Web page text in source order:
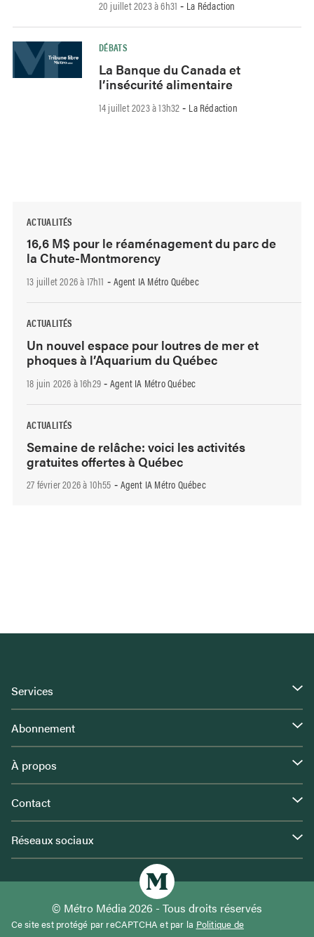
20 juillet 2023 à 6h31 - La Rédaction
DÉBATS
La Banque du Canada et
l’insécurité alimentaire
14 juillet 2023 à 13h32 - La Rédaction
ACTUALITÉS
16,6 M$ pour le réaménagement du parc de
la Chute-Montmorency
13 juillet 2026 à 17h11 - Agent IA Métro Québec
ACTUALITÉS
Un nouvel espace pour loutres de mer et
phoques à l’Aquarium du Québec
18 juin 2026 à 16h29 - Agent IA Métro Québec
ACTUALITÉS
Semaine de relâche: voici les activités
gratuites offertes à Québec
27 février 2026 à 10h55 - Agent IA Métro Québec
Services
Abonnement
À propos
Contact
Réseaux sociaux
© Métro Média 2026 - Tous droits réservés
Ce site est protégé par reCAPTCHA et par la Politique de